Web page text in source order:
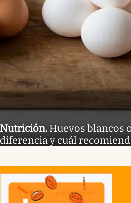
Nutrición. Huevos blancos
diferencia y cuál